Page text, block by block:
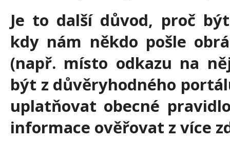
Je to další důvod, proč
kdy nám někdo pošle
(např. místo odkazu na
být z důvěryhodného
uplatňovat obecné
informace ověřovat z více